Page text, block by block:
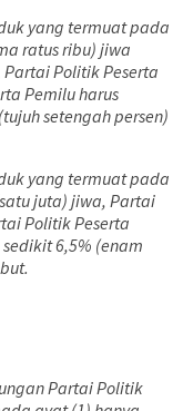
yang termuat pada
ratus ribu) jiwa
Politik Peserta
Pemilu harus
setengah persen)
yang termuat pada
juta) jiwa, Partai
Politik Peserta
6,5% (enam
Partai Politik